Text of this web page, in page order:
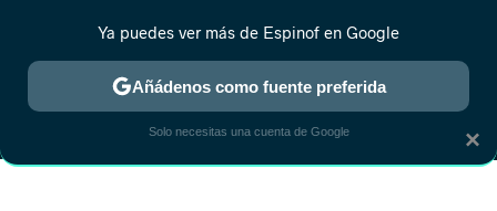
MENÚ NUEVO
ESTRENOS REALITY ANIME RANKINGS CINE ×
Ya puedes ver más de Espinof en Google
Añádenos como fuente preferida
Solo necesitas una cuenta de Google